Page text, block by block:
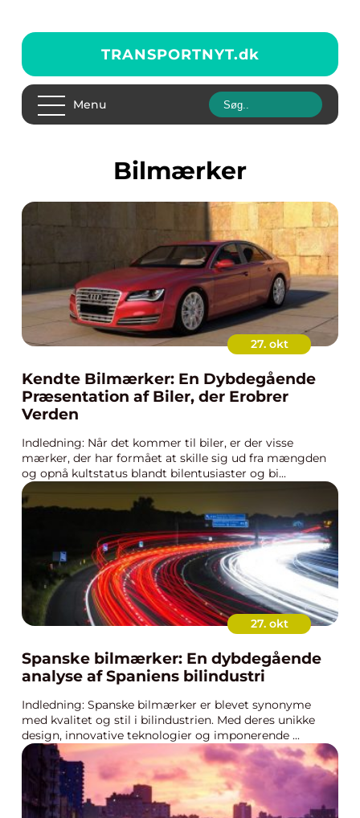
TRANSPORTNYT.dk
Menu
Bilmærker
27. okt
Kendte Bilmærker: En Dybdegående
Præsentation af Biler, der Erobrer
Verden
Indledning: Når det kommer til biler, er der visse
mærker, der har formået at skille sig ud fra mængden
og opnå kultstatus blandt bilentusiaster og bi...
27. okt
Spanske bilmærker: En dybdegående
analyse af Spaniens bilindustri
Indledning: Spanske bilmærker er blevet synonyme
med kvalitet og stil i bilindustrien. Med deres unikke
design, innovative teknologier og imponerende ...